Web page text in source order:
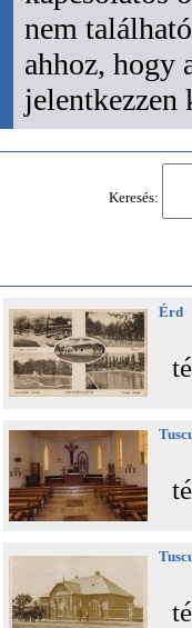
nem
ahhoz, hogy
jelentkezzen
Keresés:
Érd